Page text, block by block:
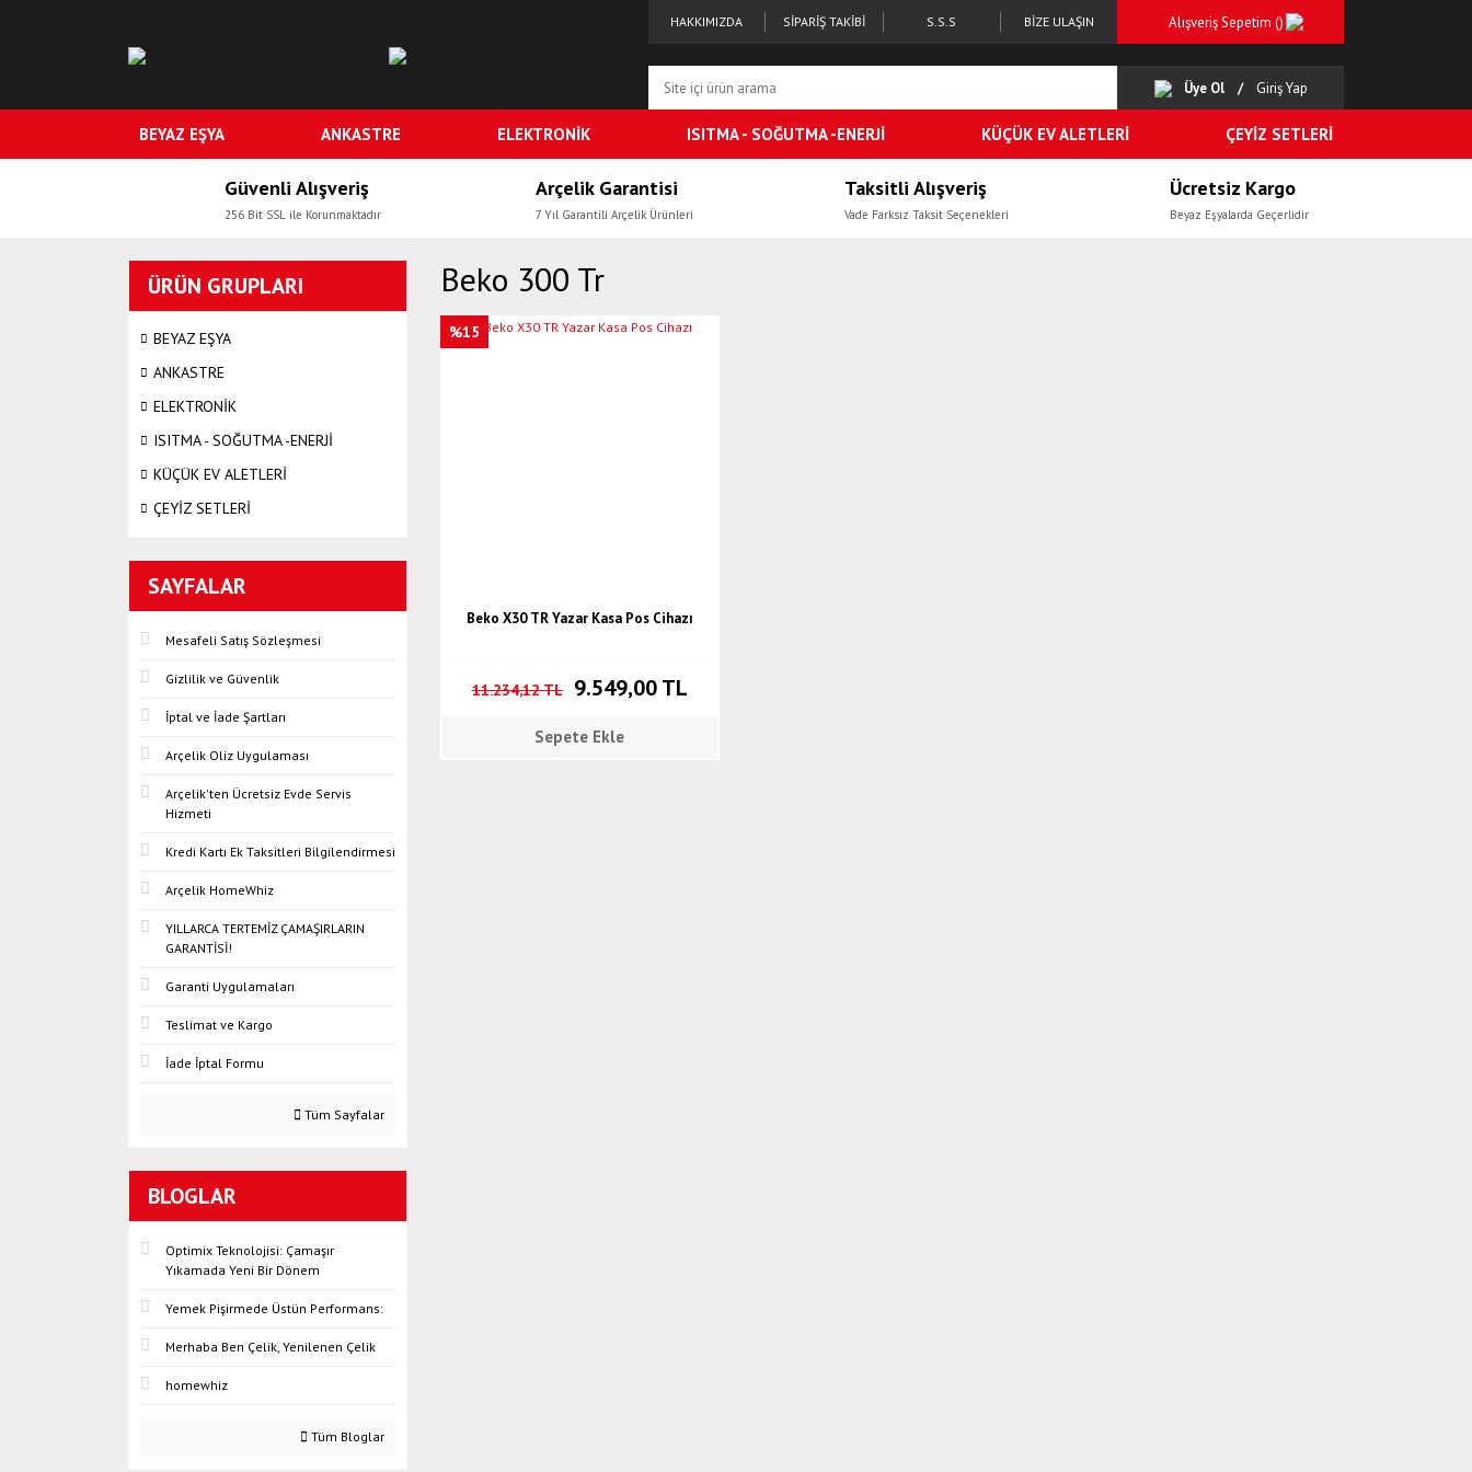
HAKKIMIZDA SİPARİŞ TAKİBİ S.S.S BİZE ULAŞIN Alışveriş Sepetim ()
Üye Ol Giriş Yap
BEYAZ EŞYA ANKASTRE ELEKTRONİK ISITMA - SOĞUTMA -ENERJİ KÜÇÜK EV ALETLERİ ÇEYİZ SETLERİ
Güvenli Alışveriş
256 Bit SSL ile Korunmaktadır
Arçelik Garantisi
7 Yıl Garantili Arçelik Ürünleri
Taksitli Alışveriş
Vade Farksız Taksit Seçenekleri
Ücretsiz Kargo
Beyaz Eşyalarda Geçerlidir
ÜRÜN GRUPLARI
BEYAZ EŞYA
ANKASTRE
ELEKTRONİK
ISITMA - SOĞUTMA -ENERJİ
KÜÇÜK EV ALETLERİ
ÇEYİZ SETLERİ
SAYFALAR
Mesafeli Satış Sözleşmesi
Gizlilik ve Güvenlik
İptal ve İade Şartları
Arçelik Oliz Uygulaması
Arçelik'ten Ücretsiz Evde Servis
Hizmeti
Kredi Kartı Ek Taksitleri Bilgilendirmesi
Arçelik HomeWhiz
YILLARCA TERTEMİZ ÇAMAŞIRLARIN
GARANTİSİ!
Garanti Uygulamaları
Teslimat ve Kargo
İade İptal Formu
Tüm Sayfalar
BLOGLAR
Optimix Teknolojisi: Çamaşır
Yıkamada Yeni Bir Dönem
Yemek Pişirmede Üstün Performans:
Merhaba Ben Çelik, Yenilenen Çelik
homewhiz
Tüm Bloglar
Beko 300 Tr
%15
Beko X30 TR Yazar Kasa Pos Cihazı
11.234,12 TL 9.549,00 TL
Sepete Ekle